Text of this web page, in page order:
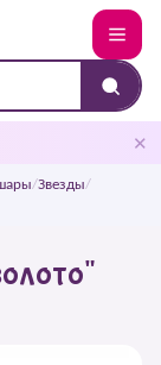
✕
/Звезды/